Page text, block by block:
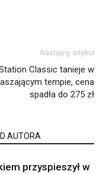
Następny artykuł
Classic tanieje w
tempie, cena
spadła do 275 zł
AUTORA
przyspieszył w